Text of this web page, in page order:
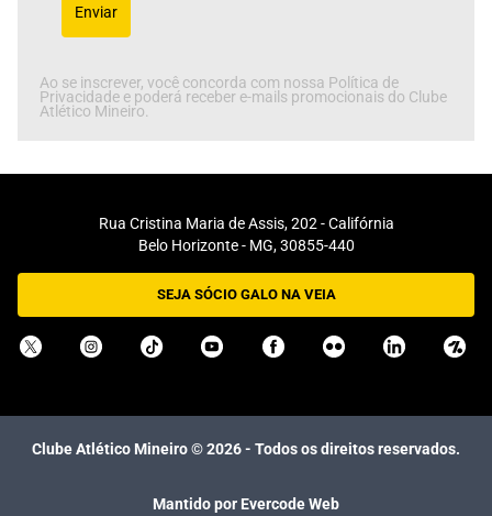
Enviar
Ao se inscrever, você concorda com nossa Política de
Privacidade e poderá receber e-mails promocionais do Clube
Atlético Mineiro.
Rua Cristina Maria de Assis, 202 - Califórnia
Belo Horizonte - MG, 30855-440
SEJA SÓCIO GALO NA VEIA
Clube Atlético Mineiro ©2026- Todos os direitos reservados.
Mantido por Evercode Web